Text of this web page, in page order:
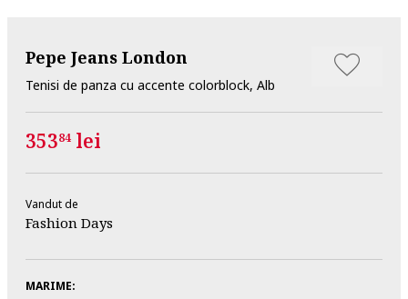
Pepe Jeans London
Tenisi de panza cu accente colorblock, Alb
35384 lei
Vandut de
Fashion Days
MARIME: